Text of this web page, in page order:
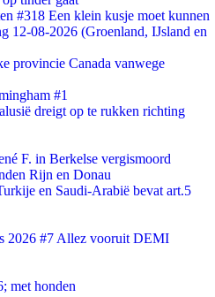
#318 Een klein kusje moet kunnen
12-08-2026 (Groenland, IJsland en
provincie Canada vanwege
#1
dreigt op te rukken richting
F. in Berkelse vergismoord
Rijn en Donau
en Saudi-Arabië bevat art.5
2026 #7 Allez vooruit DEMI
met honden